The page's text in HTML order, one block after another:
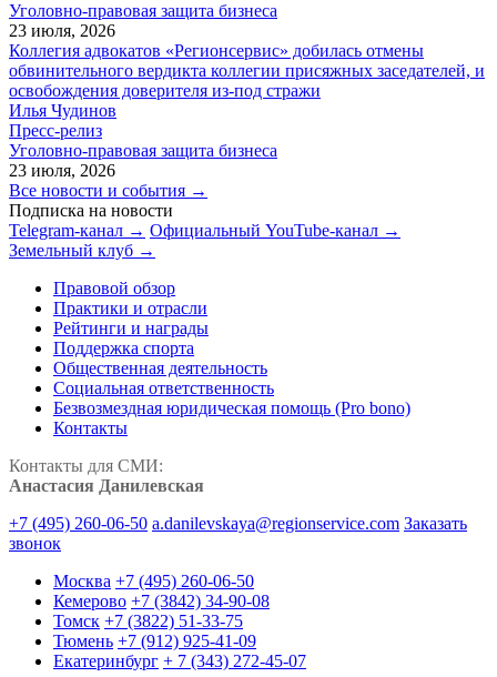
Уголовно-правовая защита бизнеса
23 июля, 2026
Коллегия адвокатов «Регионсервис» добилась отмены
обвинительного вердикта коллегии присяжных заседателей, и
освобождения доверителя из-под стражи
Илья Чудинов
Пресс-релиз
Уголовно-правовая защита бизнеса
23 июля, 2026
Все новости и события →
Подписка на новости
Telegram-канал → Официальный YouTube-канал →
Земельный клуб →
Правовой обзор
Практики и отрасли
Рейтинги и награды
Поддержка спорта
Общественная деятельность
Социальная ответственность
Безвозмездная юридическая помощь (Pro bono)
Контакты
Контакты для СМИ:
Анастасия Данилевская
+7 (495) 260-06-50 a.danilevskaya@regionservice.com Заказать
звонок
Москва +7 (495) 260-06-50
Кемерово +7 (3842) 34-90-08
Томск +7 (3822) 51-33-75
Тюмень +7 (912) 925-41-09
Екатеринбург + 7 (343) 272-45-07